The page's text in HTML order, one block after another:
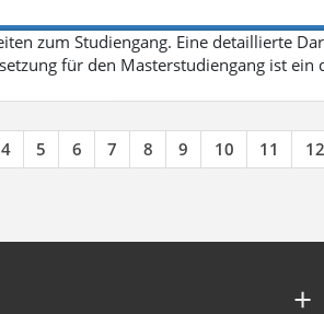
zum Studiengang. Eine detaillierte
für den Masterstudiengang ist
4 5 6 7 8 9 10 11 12